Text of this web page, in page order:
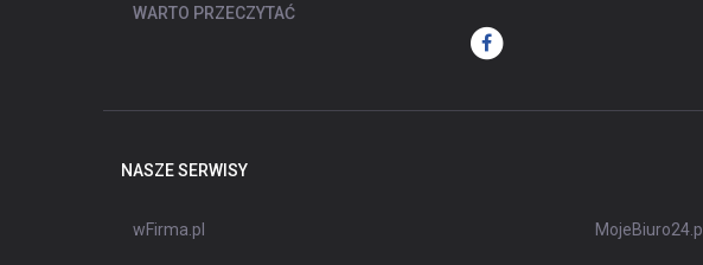
WARTO PRZECZYTAĆ
NASZE SERWISY
wFirma.pl MojeBiuro24.pl